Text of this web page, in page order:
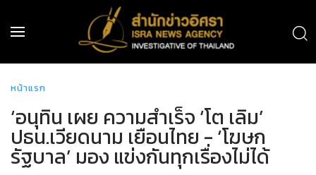
หน้าแรก
‘อนุทิน เผย ความสำเร็จ ‘โต เลิม’
ปธน.เวียดนาม เยือนไทย - ‘โฆษก
รัฐบาล’ มอง แข่งกันทุกเรื่องไม่ได้